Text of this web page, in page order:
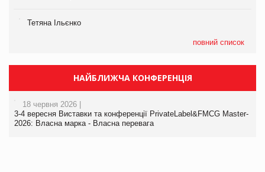
Тетяна Ільєнко
повний список
НАЙБЛИЖЧА КОНФЕРЕНЦІЯ
18 червня 2026 |
3-4 вересня Виставки та конференції PrivateLabel&FMCG Master-
2026: Власна марка - Власна перевага